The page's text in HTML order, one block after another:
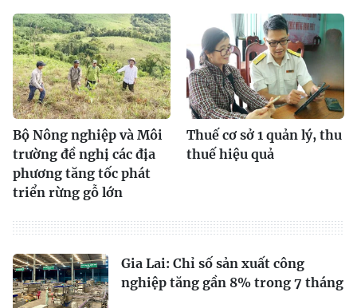
Bộ Nông nghiệp và Môi
trường đề nghị các địa
phương tăng tốc phát
triển rừng gỗ lớn
Thuế cơ sở 1 quản lý, thu
thuế hiệu quả
Gia Lai: Chỉ số sản xuất công
nghiệp tăng gần 8% trong 7 tháng